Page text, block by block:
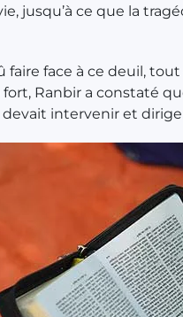
jusqu’à ce que la
face à ce deuil, tout
fort, Ranbir a constaté
devait intervenir et